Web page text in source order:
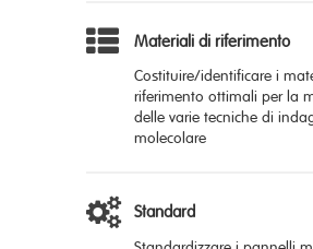
Materiali di riferimento
Costituire/identificare i
riferimento ottimali per la
delle varie tecniche di
molecolare
Standard